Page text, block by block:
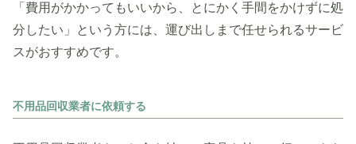
「費用がかかってもいいから、とにかく手間をかけずに処
分したい」という方には、運び出しまで任せられるサービ
スがおすすめです。
不用品回収業者に依頼する